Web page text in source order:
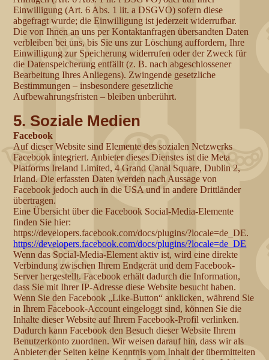
Einwilligung (Art. 6 Abs. 1 lit. a DSGVO) sofern diese
abgefragt wurde; die Einwilligung ist jederzeit widerrufbar.
Die von Ihnen an uns per Kontaktanfragen übersandten Daten
verbleiben bei uns, bis Sie uns zur Löschung auffordern, Ihre
Einwilligung zur Speicherung widerrufen oder der Zweck für
die Datenspeicherung entfällt (z. B. nach abgeschlossener
Bearbeitung Ihres Anliegens). Zwingende gesetzliche
Bestimmungen – insbesondere gesetzliche
Aufbewahrungsfristen – bleiben unberührt.
5. Soziale Medien
Facebook
Auf dieser Website sind Elemente des sozialen Netzwerks
Facebook integriert. Anbieter dieses Dienstes ist die Meta
Platforms Ireland Limited, 4 Grand Canal Square, Dublin 2,
Irland. Die erfassten Daten werden nach Aussage von
Facebook jedoch auch in die USA und in andere Drittländer
übertragen.
Eine Übersicht über die Facebook Social-Media-Elemente
finden Sie hier:
https://developers.facebook.com/docs/plugins/?locale=de_DE.
https://developers.facebook.com/docs/plugins/?locale=de_DE
Wenn das Social-Media-Element aktiv ist, wird eine direkte
Verbindung zwischen Ihrem Endgerät und dem Facebook-
Server hergestellt. Facebook erhält dadurch die Information,
dass Sie mit Ihrer IP-Adresse diese Website besucht haben.
Wenn Sie den Facebook „Like-Button“ anklicken, während Sie
in Ihrem Facebook-Account eingeloggt sind, können Sie die
Inhalte dieser Website auf Ihrem Facebook-Profil verlinken.
Dadurch kann Facebook den Besuch dieser Website Ihrem
Benutzerkonto zuordnen. Wir weisen darauf hin, dass wir als
Anbieter der Seiten keine Kenntnis vom Inhalt der übermittelten